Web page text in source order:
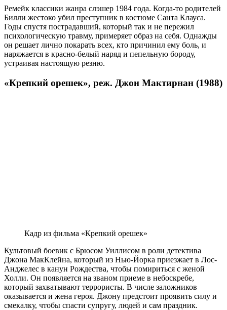
Ремейк классики жанра слэшер 1984 года. Когда-то родителей
Билли жестоко убил преступник в костюме Санта Клауса.
Годы спустя пострадавший, который так и не пережил
психологическую травму, примеряет образ на себя. Однажды
он решает лично покарать всех, кто причинил ему боль, и
наряжается в красно-белый наряд и пепельную бороду,
устраивая настоящую резню.
«Крепкий орешек», реж. Джон Мактирнан (1988)
Кадр из фильма «Крепкий орешек»
Культовый боевик с Брюсом Уиллисом в роли детектива
Джона МакКлейна, который из Нью-Йорка приезжает в Лос-
Анджелес в канун Рождества, чтобы помириться с женой
Холли. Он появляется на званом приеме в небоскребе,
который захватывают террористы. В числе заложников
оказывается и жена героя. Джону предстоит проявить силу и
смекалку, чтобы спасти супругу, людей и сам праздник.